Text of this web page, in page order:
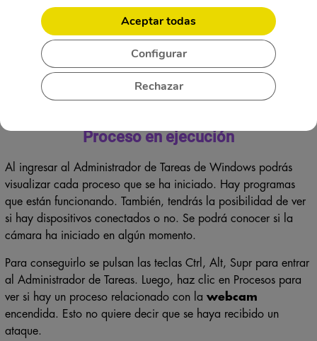
hay que tener en cuenta si aparecen ciertas grabaciones que tú
no has empezado, puede significar que hay algo extraño.
Esto es una prueba de que lawebcam
ha sido hackeada.
Sin embargo, esto no significa que la estén atacando, pero
aun así es una señal importante si observas que se ha
Proceso en ejecución
Al ingresar al Administrador de Tareas de Windows podrás
visualizar cada proceso que se ha iniciado. Hay programas
que están funcionando. También, tendrás la posibilidad de ver
si hay dispositivos conectados o no. Se podrá conocer si la
cámara ha iniciado en algún momento.
Para conseguirlo se pulsan las teclas Ctrl, Alt, Supr para entrar
al Administrador de Tareas. Luego, haz clic en Procesos para
ver si hay un proceso relacionado con la webcam
encendida. Esto no quiere decir que se haya recibido un
ataque.
Aceptar todas
Rechazar
Configurar